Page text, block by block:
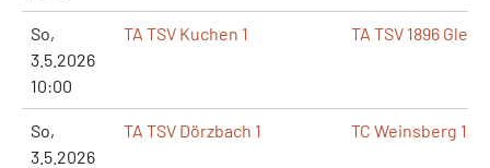
So,
3.5.2026
10:00
TA TSV Kuchen 1 TA TSV 1896
So,
3.5.2026
TA TSV Dörzbach 1 TC Weinsberg 1